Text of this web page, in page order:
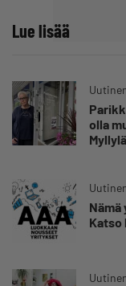
Lue lisää
olla
Katso